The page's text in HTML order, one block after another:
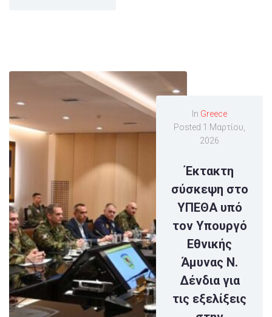
In Greece
Posted 1 Μαρτίου,
2026
Έκτακτη
σύσκεψη στο
ΥΠΕΘΑ υπό
τον Υπουργό
Εθνικής
Άμυνας Ν.
Δένδια για
τις εξελίξεις